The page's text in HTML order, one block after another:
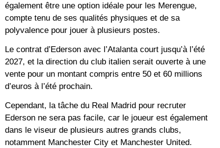
également être une option idéale pour les Merengue,
compte tenu de ses qualités physiques et de sa
polyvalence pour jouer à plusieurs postes.
Le contrat d’Ederson avec l’Atalanta court jusqu’à l’été
2027, et la direction du club italien serait ouverte à une
vente pour un montant compris entre 50 et 60 millions
d’euros à l’été prochain.
Cependant, la tâche du Real Madrid pour recruter
Ederson ne sera pas facile, car le joueur est également
dans le viseur de plusieurs autres grands clubs,
notamment Manchester City et Manchester United.